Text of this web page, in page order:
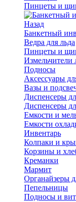
Пинцеты и
Назад
Банкетный
Ведра для льда
Пинцеты и
Измельчители
Подносы
Аксессуары
Вазы и
Диспенсеры
Диспенсеры
Емкости и
Емкости
Инвентарь
Колпаки и
Корзины и
Креманки
Мармит
Органайзеры
Пепельницы
Подносы и